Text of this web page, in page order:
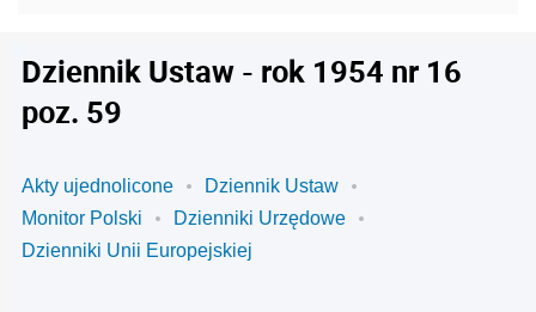
Dziennik Ustaw - rok 1954 nr 16
poz. 59
Akty ujednolicone
Dziennik Ustaw
Monitor Polski
Dzienniki Urzędowe
Dzienniki Unii Europejskiej